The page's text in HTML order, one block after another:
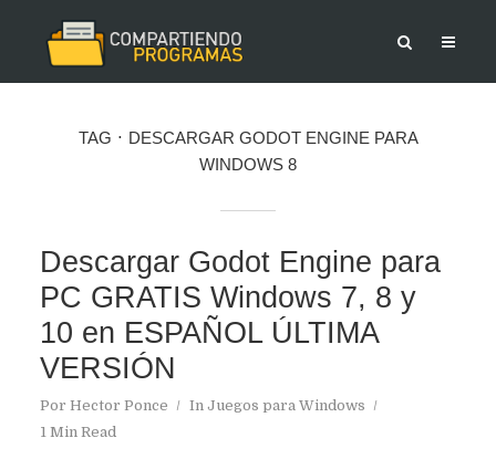
TAG
DESCARGAR GODOT ENGINE PARA
WINDOWS 8
Descargar Godot Engine para
PC GRATIS Windows 7, 8 y
10 en ESPAÑOL ÚLTIMA
VERSIÓN
Por Hector Ponce In Juegos para Windows
1 Min Read